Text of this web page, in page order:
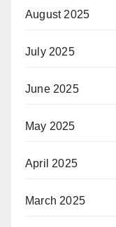
August 2025
July 2025
June 2025
May 2025
April 2025
March 2025